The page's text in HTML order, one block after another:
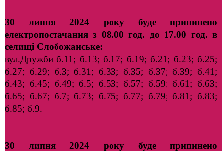
30 липня 2024 року буде припинено
електропостачання з 08.00 год. до 17.00 год. в
селищі Слобожанське:
вул.Дружби б.11; б.13; б.17; б.19; б.21; б.23; б.25;
б.27; б.29; б.3; б.31; б.33; б.35; б.37; б.39; б.41;
б.43; б.45; б.49; б.5; б.53; б.57; б.59; б.61; б.63;
б.65; б.67; б.7; б.73; б.75; б.77; б.79; б.81; б.83;
б.85; б.9.
30 липня 2024 року буде припинено